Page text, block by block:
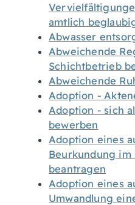
amtlich
Abwasser
Abweichende
Schichtbetrieb
Abweichende
Adoption -
Adoption - sich
bewerben
Adoption eines
Beurkundung
beantragen
Adoption eines
Umwandlung